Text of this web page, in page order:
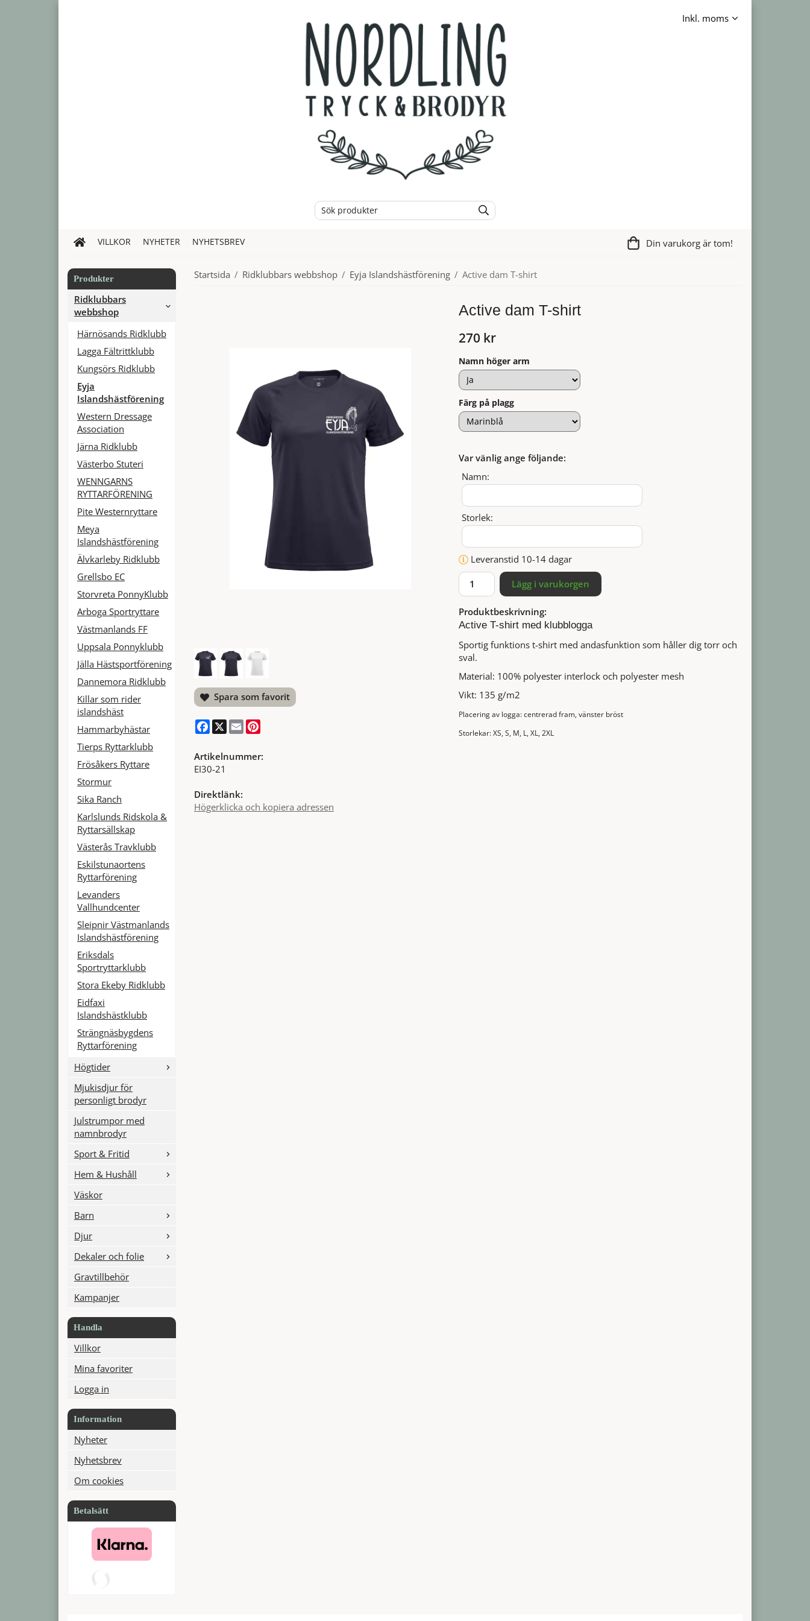
VILLKOR NYHETER NYHETSBREV Din varukorg är tom!
Produkter
Ridklubbars
webbshop
Härnösands Ridklubb
Lagga Fältrittklubb
Kungsörs Ridklubb
Eyja
Islandshästförening
Western Dressage
Association
Järna Ridklubb
Västerbo Stuteri
WENNGARNS
RYTTARFÖRENING
Pite Westernryttare
Meya
Islandshästförening
Älvkarleby Ridklubb
Grellsbo EC
Storvreta PonnyKlubb
Arboga Sportryttare
Västmanlands FF
Uppsala Ponnyklubb
Jälla Hästsportförening
Dannemora Ridklubb
Killar som rider
islandshäst
Hammarbyhästar
Tierps Ryttarklubb
Frösåkers Ryttare
Stormur
Sika Ranch
Karlslunds Ridskola &
Ryttarsällskap
Västerås Travklubb
Eskilstunaortens
Ryttarförening
Levanders
Vallhundcenter
Sleipnir Västmanlands
Islandshästförening
Eriksdals
Sportryttarklubb
Stora Ekeby Ridklubb
Eidfaxi
Islandshästklubb
Strängnäsbygdens
Ryttarförening
Högtider
Mjukisdjur för
personligt brodyr
Julstrumpor med
namnbrodyr
Sport & Fritid
Hem & Hushåll
Väskor
Barn
Djur
Dekaler och folie
Gravtillbehör
Kampanjer
Handla
Villkor
Mina favoriter
Logga in
Information
Nyheter
Nyhetsbrev
Om cookies
Betalsätt
Startsida / Ridklubbars webbshop / Eyja Islandshästförening / Active dam T-shirt
Active dam T-shirt
270 kr
Namn höger arm
Färg på plagg
Var vänlig ange följande:
Namn:
Storlek:
Leveranstid 10-14 dagar
Lägg i varukorgen
Produktbeskrivning:
Active T-shirt med klubblogga
Sportig funktions t-shirt med andasfunktion som håller dig torr och
sval.
Material: 100% polyester interlock och polyester mesh
Vikt: 135 g/m2
Placering av logga: centrerad fram, vänster bröst
Storlekar: XS, S, M, L, XL, 2XL
Spara som favorit
Facebook
X Email
Artikelnummer:
EI30-21
Direktlänk:
Högerklicka och kopiera adressen